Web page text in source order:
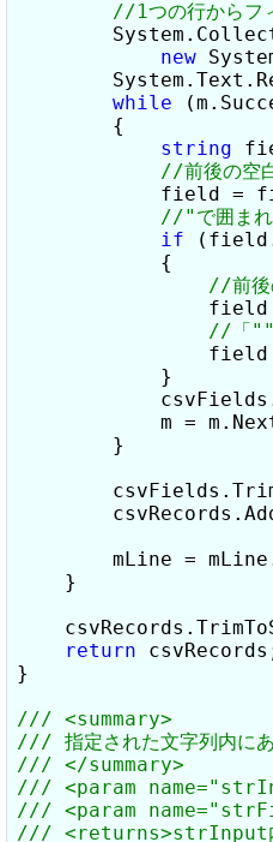
new
while
        {
string
field =
if
            {
            }
m =
        }
mLine =
    }
return
}